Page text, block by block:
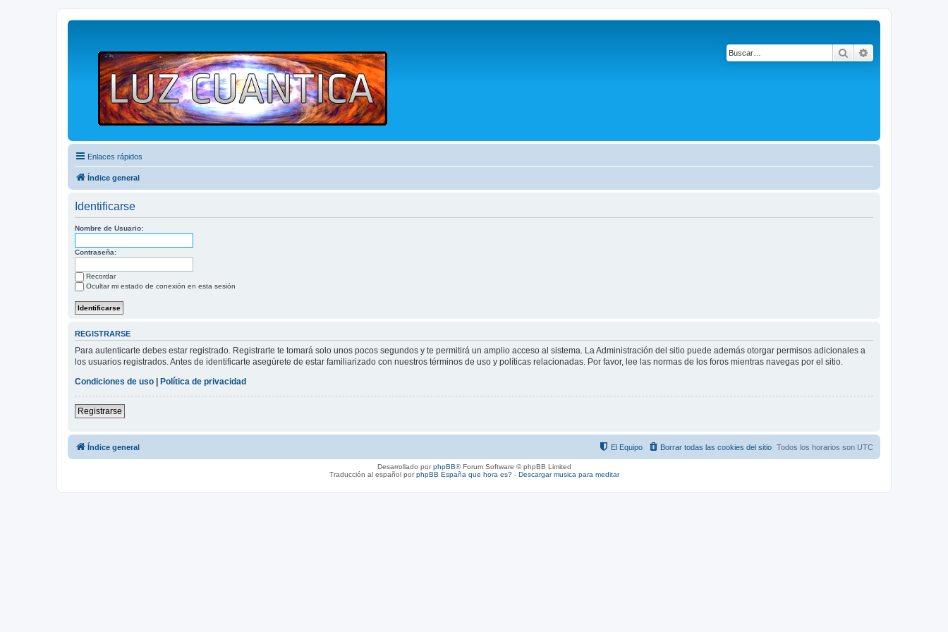
Buscar
Enlaces rápidos
Índice general
Identificarse
Nombre de Usuario:
Contraseña:
Recordar
Ocultar mi estado de conexión en esta sesión
REGISTRARSE
Para autenticarte debes estar registrado. Registrarte te tomará solo unos pocos segundos y te permitirá un amplio acceso al sistema. La Administración del sitio puede además otorgar permisos adicionales a
los usuarios registrados. Antes de identificarte asegúrete de estar familiarizado con nuestros términos de uso y políticas relacionadas. Por favor, lee las normas de los foros mientras navegas por el sitio.
Condiciones de uso | Política de privacidad
Registrarse
Índice general Todos los horarios son UTC
Borrar todas las cookies del sitio
El Equipo
Desarrollado porphpBB® Forum Software © phpBB Limited
Traducción al español porphpBB España que hora es?- Descargar musica para meditar